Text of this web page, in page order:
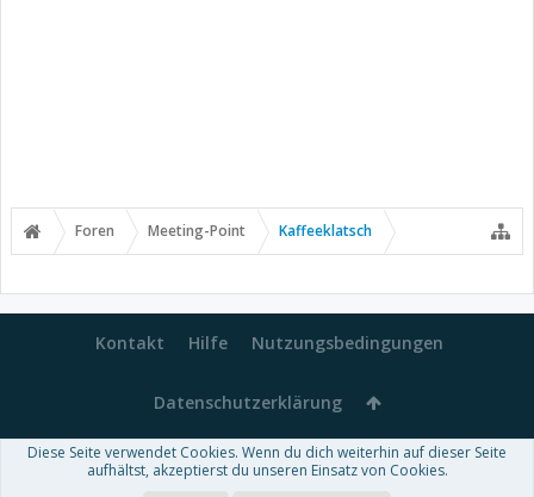
Foren Meeting-Point Kaffeeklatsch
Kontakt Hilfe Nutzungsbedingungen
Datenschutzerklärung
Forum software by XenForo™-Deutsch von xenDach
Diese Seite verwendet Cookies. Wenn du dich weiterhin auf dieser Seite
aufhältst, akzeptierst du unseren Einsatz von Cookies.